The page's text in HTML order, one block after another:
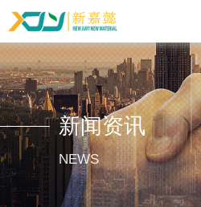
新闻资讯
NEWS